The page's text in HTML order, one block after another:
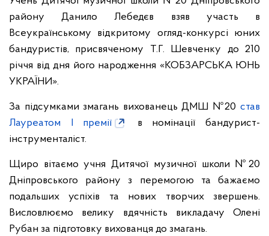
району Данило Лебедєв взяв участь в
Всеукраїнському відкритому огляд-конкурсі юних
бандуристів, присвяченому Т.Г. Шевченку до 210
річчя від дня його народження «КОБЗАРСЬКА ЮНЬ
УКРАЇНИ».
За підсумками змагань вихованець ДМШ №20 став
Лауреатом І премії
в номінації бандурист-
інструменталіст.
Щиро вітаємо учня Дитячої музичної школи №20
Дніпровського району з перемогою та бажаємо
подальших успіхів та нових творчих звершень.
Висловлюємо велику вдячність викладачу Олені
Рубан за підготовку вихованця до змагань.